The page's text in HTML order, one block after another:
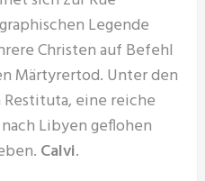
Legende
Christen auf Befehl
Märtyrertod. Unter den
eine reiche
Libyen geflohen
Calvi.